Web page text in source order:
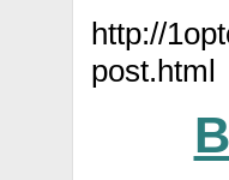
http://
post.html